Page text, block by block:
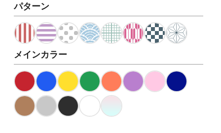
パターン
メインカラー